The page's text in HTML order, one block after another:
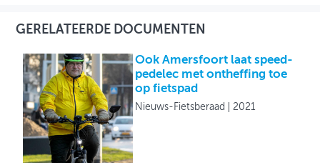
GERELATEERDE DOCUMENTEN
Ook Amersfoort laat speed-
pedelec met ontheffing toe
op fietspad
Nieuws-Fietsberaad 2021